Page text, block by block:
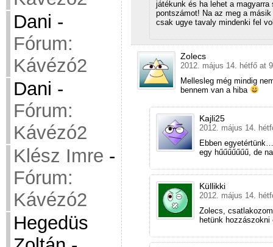
Dani -
Fórum:
Kávézó2
Dani -
Fórum:
Kávézó2
Klész Imre -
Fórum:
Kávézó2
Hegedüs
játékunk és ha lehet a
pontszámot! Na az meg a
csak ugye tavaly mindenki fel
Zolecs
2012. május 14. hétfő at
Mellesleg még mindig
bennem van a hiba
Kajli25
2012. május 14.
Ebben
egy hűűűűűűű, de
Küllikki
2012. május 14.
Zolecs,
hetünk